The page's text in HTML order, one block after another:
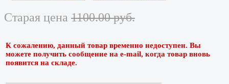
Старая цена 1100.00 руб.
К сожалению, данный товар временно недоступен. Вы
можете получить сообщение на e-mail, когда товар вновь
появится на складе.